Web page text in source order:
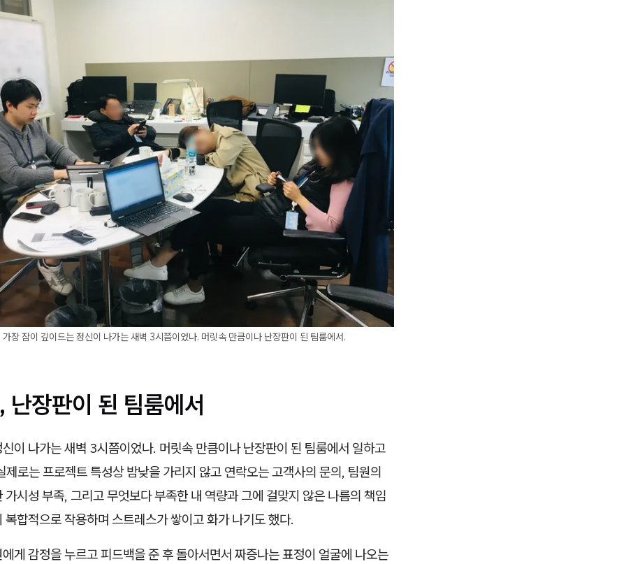
가장 잠이 깊이드는 정신이 나가는 새벽 3시쯤이었나. 머릿속 만큼이나 난장판이 된 팀룸에서.
난장판이 된 팀룸에서
이 나가는 새벽 3시쯤이었나. 머릿속 만큼이나 난장판이 된 팀룸에서 일하고
제로는 프로젝트 특성상 밤낮을 가리지 않고 연락오는 고객사의 문의, 팀원의
가시성 부족, 그리고 무엇보다 부족한 내 역량과 그에 걸맞지 않은 나름의 책임
복합적으로 작용하며 스트레스가 쌓이고 화가 나기도 했다.
게 감정을 누르고 피드백을 준 후 돌아서면서 짜증나는 표정이 얼굴에 나오는